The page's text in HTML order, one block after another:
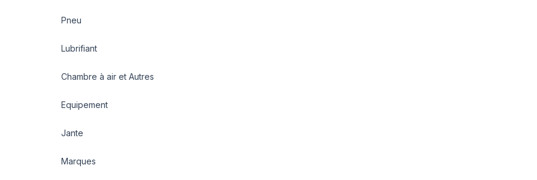
Pneu
Lubrifiant
Chambre à air et Autres
Equipement
Jante
Marques